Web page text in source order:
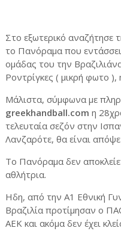
Στο εξωτερικό αναζήτησε
το Πανόραμα που
ομάδας του την
Ροντρίγκες ( μικρή φωτο ),
Μάλιστα, σύμφωνα με
greekhandball.com η
τελευταία σεζόν στην
Λανζαρότε, θα είναι
Το Πανόραμα δεν
αθλήτρια.
Ηδη, από την Α1 Εθνική
Βραζιλία προτίμησαν ο
ΑΕΚ και ακόμα δεν έχει